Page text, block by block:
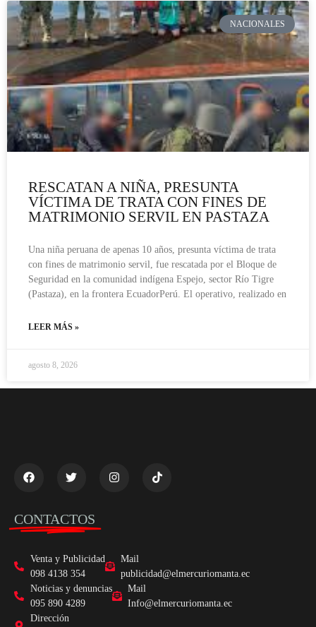
NACIONALES
RESCATAN A NIÑA, PRESUNTA
VÍCTIMA DE TRATA CON FINES DE
MATRIMONIO SERVIL EN PASTAZA
Una niña peruana de apenas 10 años, presunta víctima de trata
con fines de matrimonio servil, fue rescatada por el Bloque de
Seguridad en la comunidad indígena Espejo, sector Río Tigre
(Pastaza), en la frontera EcuadorPerú. El operativo, realizado en
LEER MÁS »
agosto 8, 2026
CONTACTOS
Venta y Publicidad
098 4138 354
Mail
publicidad@elmercuriomanta.ec
Noticias y denuncias
095 890 4289
Mail
Info@elmercuriomanta.ec
Dirección